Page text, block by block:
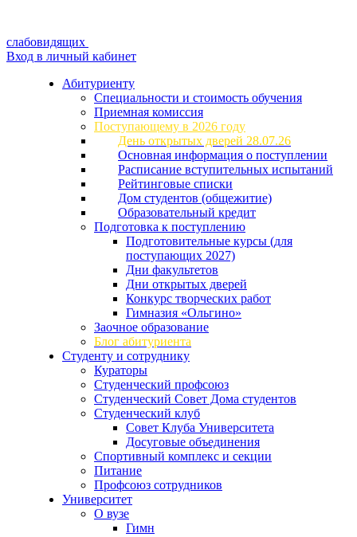
слабовидящих
Вход в личный кабинет
Абитуриенту
Специальности и стоимость обучения
Приемная комиссия
Поступающему в 2026 году
День открытых дверей 28.07.26
Основная информация о поступлении
Расписание вступительных испытаний
Рейтинговые списки
Дом студентов (общежитие)
Образовательный кредит
Подготовка к поступлению
Подготовительные курсы (для
поступающих 2027)
Дни факультетов
Дни открытых дверей
Конкурс творческих работ
Гимназия «Ольгино»
Заочное образование
Блог абитуриента
Студенту и сотруднику
Кураторы
Студенческий профсоюз
Студенческий Совет Дома студентов
Студенческий клуб
Совет Клуба Университета
Досуговые объединения
Спортивный комплекс и секции
Питание
Профсоюз сотрудников
Университет
О вузе
Гимн